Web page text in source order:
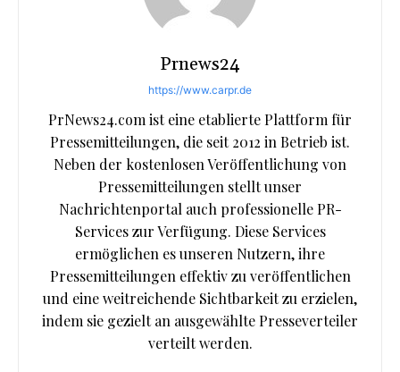
Prnews24
https://www.carpr.de
PrNews24.com ist eine etablierte Plattform für
Pressemitteilungen, die seit 2012 in Betrieb ist.
Neben der kostenlosen Veröffentlichung von
Pressemitteilungen stellt unser
Nachrichtenportal auch professionelle PR-
Services zur Verfügung. Diese Services
ermöglichen es unseren Nutzern, ihre
Pressemitteilungen effektiv zu veröffentlichen
und eine weitreichende Sichtbarkeit zu erzielen,
indem sie gezielt an ausgewählte Presseverteiler
verteilt werden.